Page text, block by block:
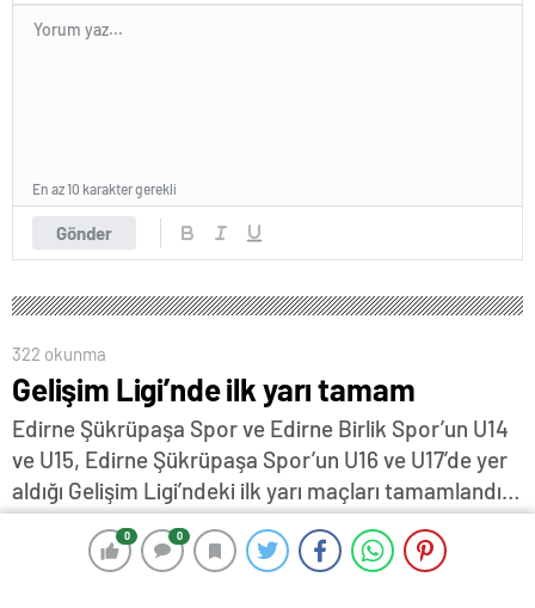
0 0
Gönder
En az 10 karakter gerekli
322 okunma
Gelişim Ligi’nde ilk yarı tamam
Edirne Şükrüpaşa Spor ve Edirne Birlik Spor’un U14
ve U15, Edirne Şükrüpaşa Spor’un U16 ve U17’de yer
aldığı Gelişim Ligi’ndeki ilk yarı maçları tamamlandı…
Edirne’nin liglerde mücadele eden 6 takımından ilk
yarıda en başarılı performansı sergileyen isim U16
0 0